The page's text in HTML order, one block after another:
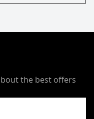
the best offers